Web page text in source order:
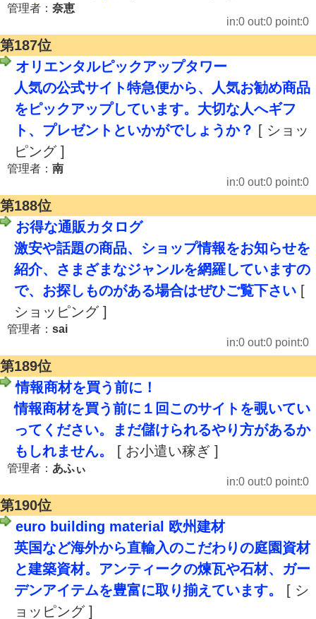
管理者： 奈恵
in:0 out:0 point:0
第187位
オリエンタルピックアップタワー
人気の公式サイト特急便から、人気お勧め商品
をピックアップしています。大切な人へギフ
ト、プレゼントといかがでしょうか？ [ ショッ
ピング ]
管理者： 南
in:0 out:0 point:0
第188位
お得な通販カタログ
激安や話題の商品、ショップ情報をお知らせを
紹介、さまざまなジャンルを網羅していますの
で、お探しものがある場合はぜひご覧下さい [
ショッピング ]
管理者： sai
in:0 out:0 point:0
第189位
情報商材を買う前に！
情報商材を買う前に１回このサイトを覗いてい
ってください。まだ儲けられるやり方があるか
もしれません。
[ お小遣い稼ぎ ]
管理者： あふぃ
in:0 out:0 point:0
第190位
euro building material 欧州建材
英国など海外から直輸入のこだわりの庭園資材
と建築資材。アンティークの煉瓦や石材、ガー
デンアイテムを豊富に取り揃えています。
[ シ
ョッピング ]